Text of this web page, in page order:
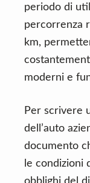
periodo di
percorrenza
km,
moderni e
Per scrivere
dell’auto
documento
le condizioni